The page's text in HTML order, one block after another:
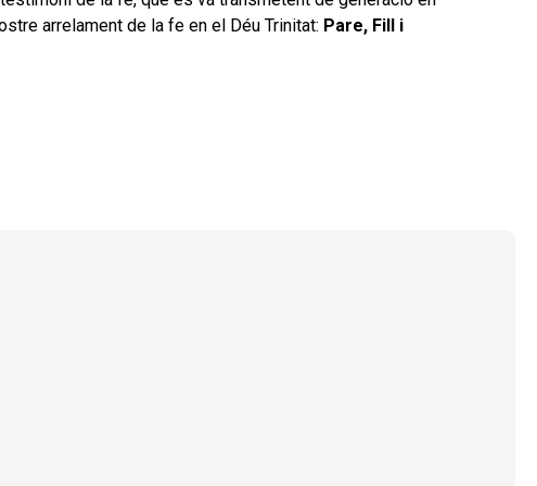
arrelament de la fe en el Déu Trinitat: Pare, Fill i